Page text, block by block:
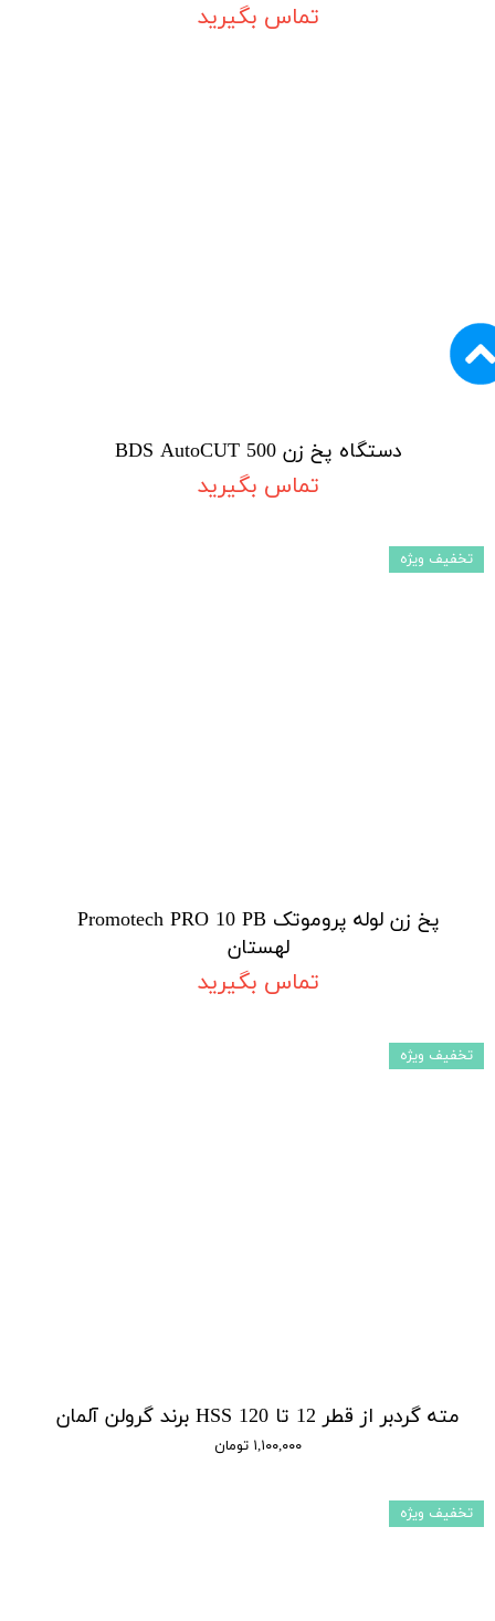
تماس بگیرید
دستگاه پخ زن BDS AutoCUT 500
تماس بگیرید
پخ زن لوله پروموتک Promotech PRO 10 PB
لهستان
تماس بگیرید
تخفیف ویژه
مته گردبر از قطر 12 تا 120 HSS برند گرولن آلمان
۱,۱۰۰,۰۰۰ تومان
تخفیف ویژه
تخفیف ویژه